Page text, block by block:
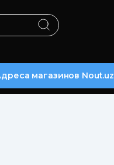
магазинов Nout.uz